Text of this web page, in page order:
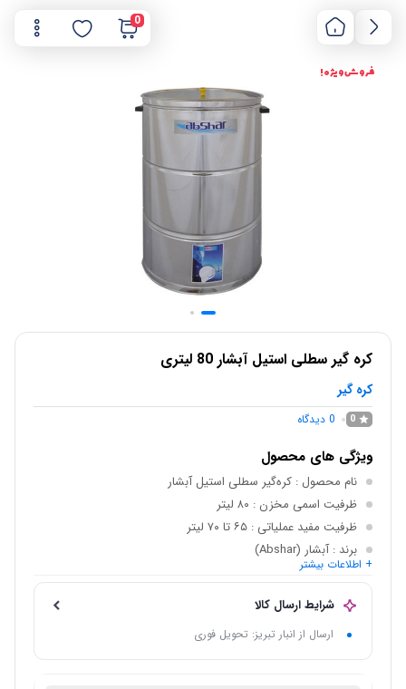
0
فروش ویژه !
کره گیر سطلی استیل آبشار 80 لیتری
کره گیر
0
0 دیدگاه
ویژگی های محصول
نام محصول : کره‌گیر سطلی استیل آبشار
ظرفیت اسمی مخزن : ۸۰ لیتر
ظرفیت مفید عملیاتی : ۶۵ تا ۷۰ لیتر
برند : آبشار (Abshar)
کشور سازنده
نوع دستگاه
: کره‌گیر برقی سطلی
+ اطلاعات بیشتر
شرایط ارسال کالا
ارسال از انبار تبریز: تحویل فوری